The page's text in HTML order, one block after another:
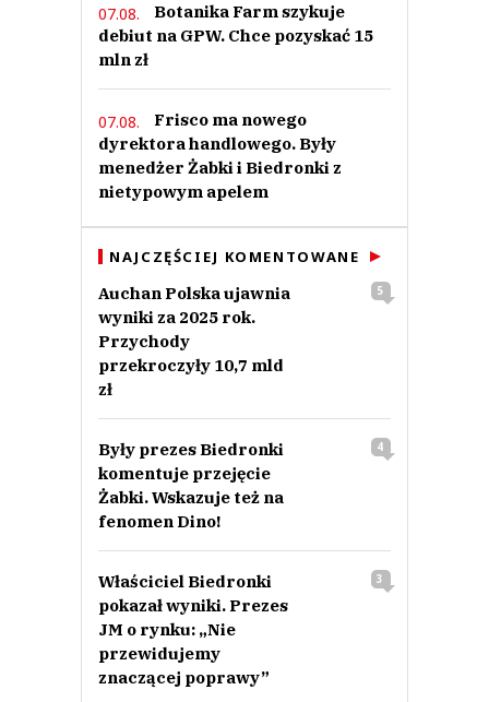
apartamentami dla bogoli. A Graal sprzedany Lisnerowi.
żal
0
0
Nie znaleziono komentarzy
Zostaw swoje komentarze
Imię (Wymagane)
Prześlij komentarz
07.08.
Botanika Farm szykuje
debiut na GPW. Chce pozyskać 15
mln zł
07.08.
Frisco ma nowego
dyrektora handlowego. Były
menedżer Żabki i Biedronki z
nietypowym apelem
NAJCZĘŚCIEJ KOMENTOWANE
Auchan Polska ujawnia
wyniki za 2025 rok.
Przychody
przekroczyły 10,7 mld
zł
5
Były prezes Biedronki
komentuje przejęcie
Żabki. Wskazuje też na
fenomen Dino!
4
Właściciel Biedronki
pokazał wyniki. Prezes
JM o rynku: „Nie
przewidujemy
znaczącej poprawy”
3